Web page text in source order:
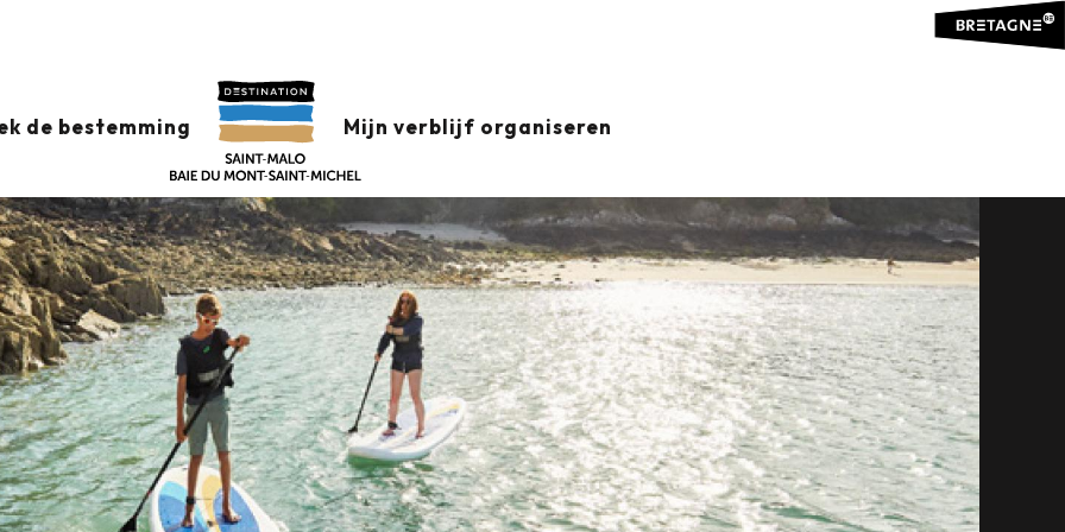
de bestemming Mijn verblijf organiseren
- NAUTISCHE SECTOR